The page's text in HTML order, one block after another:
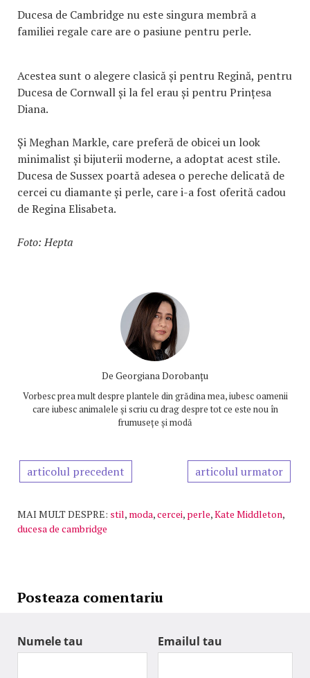
Ducesa de Cambridge nu este singura membră a
familiei regale care are o pasiune pentru perle.
Acestea sunt o alegere clasică și pentru Regină, pentru
Ducesa de Cornwall și la fel erau și pentru Prințesa
Diana.
Și Meghan Markle, care preferă de obicei un look
minimalist și bijuterii moderne, a adoptat acest stile.
Ducesa de Sussex poartă adesea o pereche delicată de
cercei cu diamante și perle, care i-a fost oferită cadou
de Regina Elisabeta.
Foto: Hepta
De Georgiana Dorobanțu
Vorbesc prea mult despre plantele din grădina mea, iubesc oamenii
care iubesc animalele și scriu cu drag despre tot ce este nou în
frumusețe și modă
articolul precedent articolul urmator
MAI MULT DESPRE: stil, moda,cercei, perle,Kate Middleton,
ducesa de cambridge
Posteaza comentariu
Numele tau Emailul tau